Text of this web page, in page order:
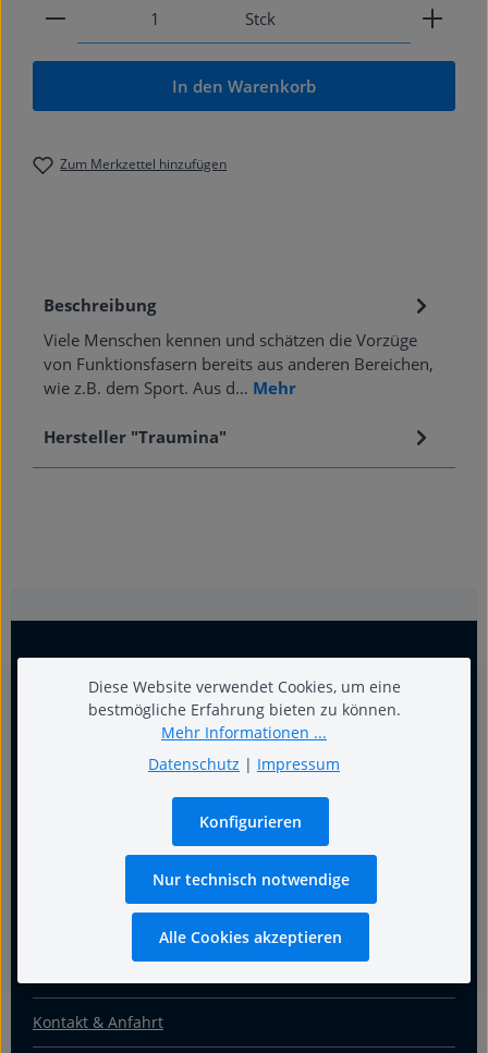
Produkt Anzahl: Gib den gewünschten Wert ein
Stck
In den Warenkorb
Zum Merkzettel hinzufügen
Beschreibung
Viele Menschen kennen und schätzen die Vorzüge
von Funktionsfasern bereits aus anderen Bereichen,
wie z.B. dem Sport. Aus d… Mehr
Hersteller "Traumina"
Kontakt & Anfahrt
Diese Website verwendet Cookies, um eine
bestmögliche Erfahrung bieten zu können.
Mehr Informationen ...
Datenschutz | Impressum
Nur technisch notwendige
Konfigurieren
Alle Cookies akzeptieren